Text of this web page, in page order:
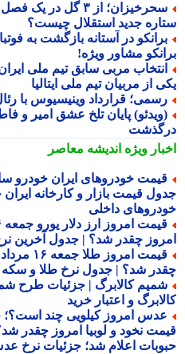
جدید استقلال چیست؟
در آستانه بازگشت به
مشاور ویژه!
مربی سابق تیم ملی ایران و
از مربیان تیم ملی ایتالیا
قرارداد وینیسیوس با رئال تا ۲۰۳۲ تمدید شد
پایان تلخ عشق امیر و
ویژهاندیشه معاصر
قیمت بازار و کارخانه ایران
داخلی
چقدر شد؟ | جدول آخرین نرخ ارز
شد؟ | جدول نرخ طلا و سکه
کالابرگ | جزئیات طرح شمیم
و اعتبار خرید
امروز کیلویی چند است؟؛
نخود و لوبیا امروز چقدر شد؟
اعلام شد؛ جزئیات نرخ عدس،